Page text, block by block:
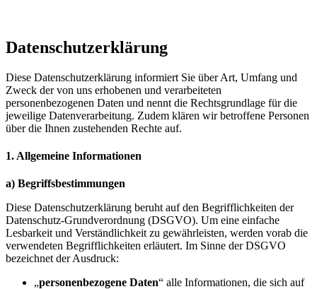
Datenschutzerklärung
Diese Datenschutzerklärung informiert Sie über Art, Umfang und
Zweck der von uns erhobenen und verarbeiteten
personenbezogenen Daten und nennt die Rechtsgrundlage für die
jeweilige Datenverarbeitung. Zudem klären wir betroffene Personen
über die Ihnen zustehenden Rechte auf.
1. Allgemeine Informationen
a) Begriffsbestimmungen
Diese Datenschutzerklärung beruht auf den Begrifflichkeiten der
Datenschutz-Grundverordnung (DSGVO). Um eine einfache
Lesbarkeit und Verständlichkeit zu gewährleisten, werden vorab die
verwendeten Begrifflichkeiten erläutert. Im Sinne der DSGVO
bezeichnet der Ausdruck:
„personenbezogene Daten“ alle Informationen, die sich auf